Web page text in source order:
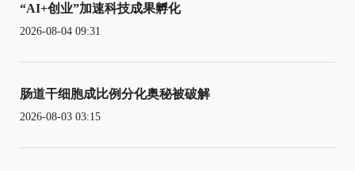
“AI+创业”加速科技成果孵化
2026-08-04 09:31
肠道干细胞成比例分化奥秘被破解
2026-08-03 03:15